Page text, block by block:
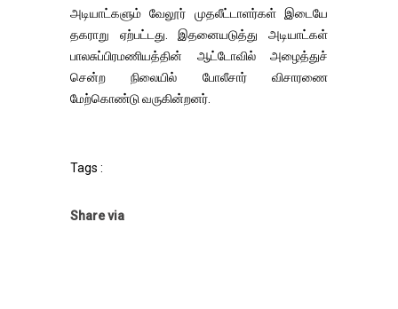
அடியாட்களும் வேலூர் முதலீட்டாளர்கள் இடையே
தகராறு ஏற்பட்டது. இதனையடுத்து அடியாட்கள்
பாலசுப்பிரமணியத்தின் ஆட்டோவில் அழைத்துச்
சென்ற நிலையில் போலீசார் விசாரணை
மேற்கொண்டு வருகின்றனர்.
Tags :
Share via